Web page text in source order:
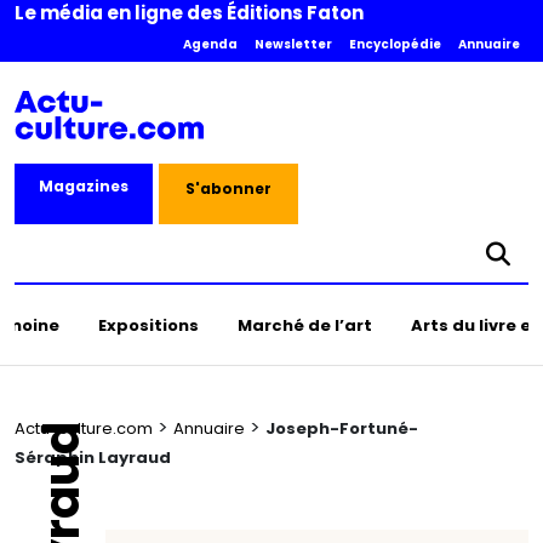
Le média en ligne des Éditions Faton
Agenda Newsletter Encyclopédie Annuaire
Magazines S'abonner
Expositions Marché de l’art Arts du livre
Actu-culture.com > Annuaire > Joseph-Fortuné-
Séraphin Layraud